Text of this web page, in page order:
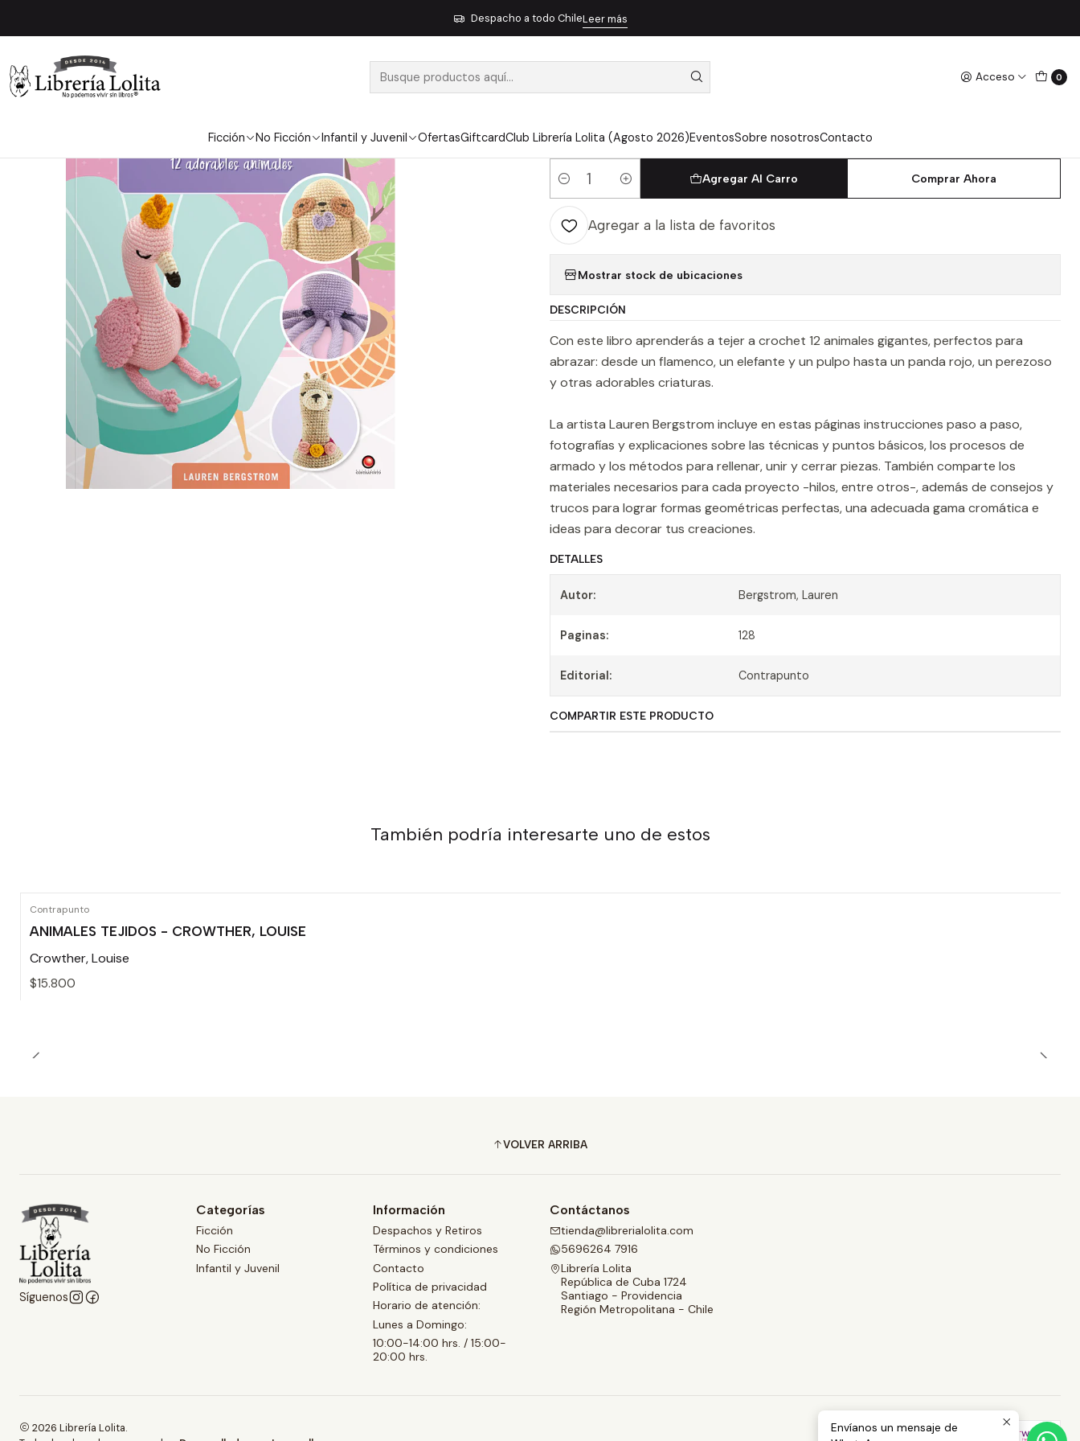
Acceso 0
Ficción No Ficción Infantil y Juvenil OfertasGiftcardClub Librería Lolita (Agosto 2026)EventosSobre nosotrosContacto
Despacho a todo ChileLeer más
Amigurumis Aprende A Tejer A Crochet 12 Adorables Animales - Bergstrom, Lauren
AMIGURUMIS APRENDE A TEJER A
BERGSTROM, LAUREN
Cantidad
Agregar Al Carro Comprar Ahora
Agregar a la lista de favoritos
Mostrar stock de ubicaciones
DESCRIPCIÓN
Con este libro aprenderás a tejer a crochet 12 animales gigantes, perfectos para
abrazar: desde un flamenco, un elefante y un pulpo hasta un panda rojo, un perezoso
y otras adorables criaturas.
La artista Lauren Bergstrom incluye en estas páginas instrucciones paso a paso,
fotografías y explicaciones sobre las técnicas y puntos básicos, los procesos de
armado y los métodos para rellenar, unir y cerrar piezas. También comparte los
materiales necesarios para cada proyecto -hilos, entre otros-, además de consejos y
trucos para lograr formas geométricas perfectas, una adecuada gama cromática e
ideas para decorar tus creaciones.
DETALLES
Autor: Bergstrom, Lauren
Paginas: 128
Editorial: Contrapunto
COMPARTIR ESTE PRODUCTO
También podría interesarte uno de estos
Contrapunto
ANIMALES TEJIDOS - CROWTHER, LOUISE
Crowther, Louise
$15.800
VOLVER ARRIBA
Síguenos
Categorías
Ficción
No Ficción
Infantil y Juvenil
Información
Despachos y Retiros
Términos y condiciones
Contacto
Política de privacidad
Horario de atención:
Lunes a Domingo:
10:00-14:00 hrs. / 15:00-
20:00 hrs.
Contáctanos
tienda@librerialolita.com
5696264 7916
Librería Lolita
República de Cuba 1724
Santiago - Providencia
Región Metropolitana - Chile
2026 Librería Lolita.
Envíanos un mensaje de